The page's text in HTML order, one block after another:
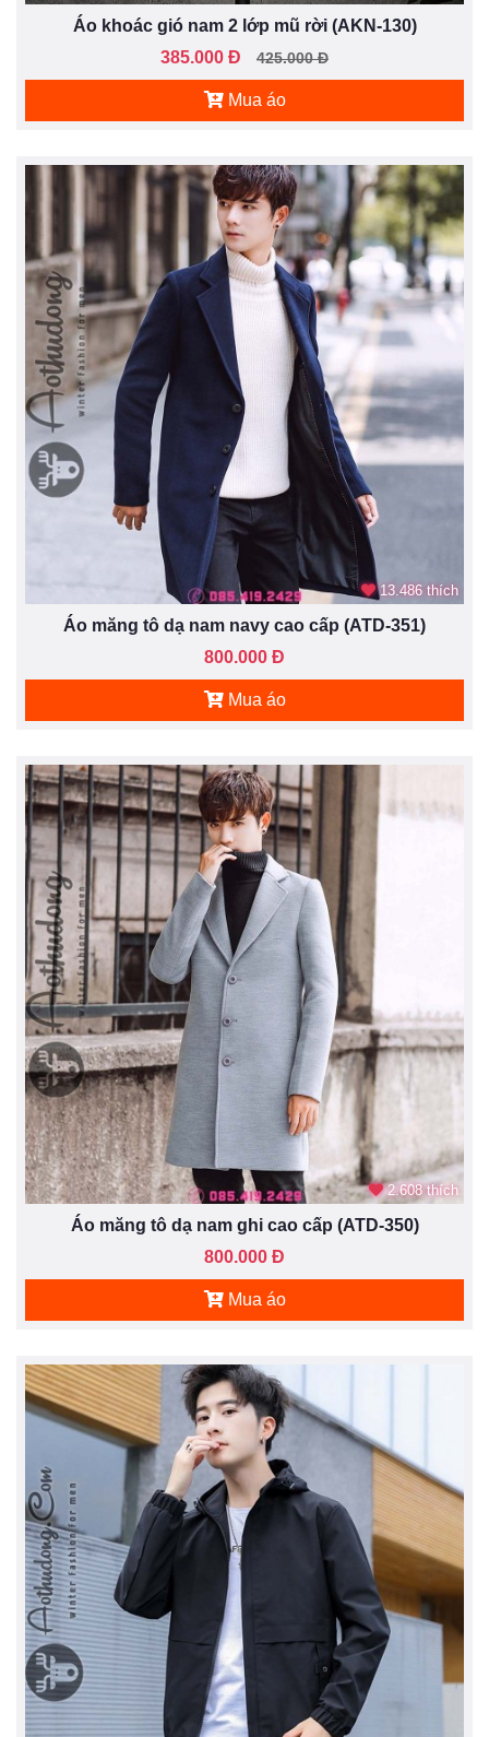
Áo khoác gió nam 2 lớp mũ rời (AKN-130)
385.000 Đ
425.000 Đ
Mua áo
13.486 thích
Áo măng tô dạ nam navy cao cấp (ATD-351)
800.000 Đ
Mua áo
2.608 thích
Áo măng tô dạ nam ghi cao cấp (ATD-350)
800.000 Đ
Mua áo